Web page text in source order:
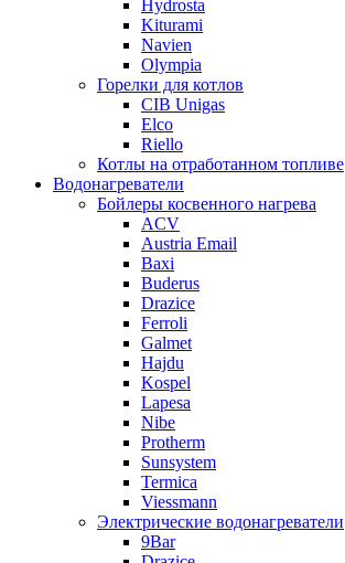
Hydrosta
Kiturami
Navien
Olympia
Горелки для котлов
CIB Unigas
Elco
Riello
Котлы на отработанном топливе
Водонагреватели
Бойлеры косвенного нагрева
ACV
Austria Email
Baxi
Buderus
Drazice
Ferroli
Galmet
Hajdu
Kospel
Lapesa
Nibe
Protherm
Sunsystem
Termica
Viessmann
Электрические водонагреватели
9Bar